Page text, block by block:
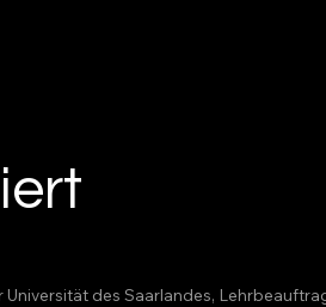
des Saarlandes,